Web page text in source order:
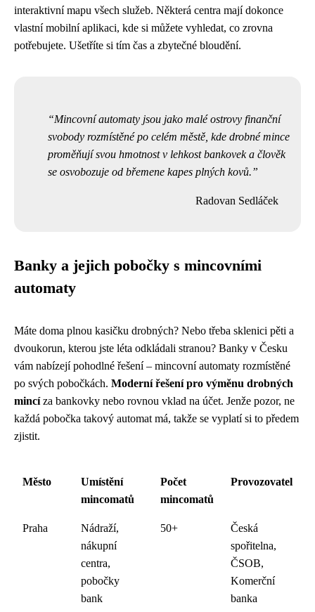
interaktivní mapu všech služeb. Některá centra mají dokonce
vlastní mobilní aplikaci, kde si můžete vyhledat, co zrovna
potřebujete. Ušetříte si tím čas a zbytečné bloudění.
Mincovní automaty jsou jako malé ostrovy finanční
svobody rozmístěné po celém městě, kde drobné mince
proměňují svou hmotnost v lehkost bankovek a člověk
se osvobozuje od břemene kapes plných kovů.
Radovan Sedláček
Banky a jejich pobočky s mincovními
automaty
Máte doma plnou kasičku drobných? Nebo třeba sklenici pěti a
dvoukorun, kterou jste léta odkládali stranou? Banky v Česku
vám nabízejí pohodlné řešení – mincovní automaty rozmístěné
po svých pobočkách. Moderní řešení pro výměnu drobných
mincíza bankovky nebo rovnou vklad na účet. Jenže pozor, ne
každá pobočka takový automat má, takže se vyplatí si to předem
zjistit.
Město
Umístění
mincomatů
Počet
mincomatů
Provozovatel
Praha
Nádraží,
nákupní
centra,
pobočky
bank
50+
Česká
spořitelna,
ČSOB,
Komerční
banka